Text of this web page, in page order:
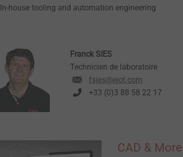
In-house tooling and automation engineering
Franck SIES
Technicien de laboratoire
fsies@ejot.com
+33 (0)3 88 58 22 17
CAD &